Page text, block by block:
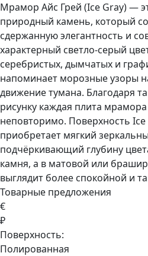
Мрамор Aйс Грей (Ice Gray) —
природный камень, который
сдержанную элегантность и
характерный светло-серый
серебристых, дымчатых и
напоминает морозные узоры
движение тумана. Благодаря
рисунку каждая плита
неповторимо. Поверхность
приобретает мягкий
подчёркивающий глубину
камня, а в матовой или
выглядит более спокойной и
Товарные предложения
€
₽
Поверхность:
Полированная